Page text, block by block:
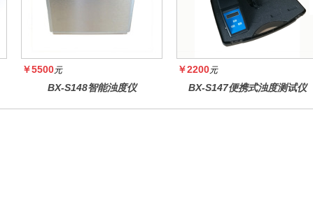
￥5500元
BX-S148智能浊度仪
￥2200元
BX-S147便携式浊度测试仪